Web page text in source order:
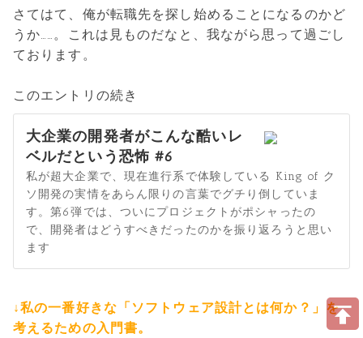
さてはて、俺が転職先を探し始めることになるのかど
うか……。これは見ものだなと、我ながら思って過ごし
ております。
このエントリの続き
大企業の開発者がこんな酷いレ
ベルだという恐怖 #6
私が超大企業で、現在進行系で体験している King of ク
ソ開発の実情をあらん限りの言葉でグチり倒していま
す。第6弾では、ついにプロジェクトがポシャったの
で、開発者はどうすべきだったのかを振り返ろうと思い
ます
↓私の一番好きな「ソフトウェア設計とは何か？」を
考えるための入門書。